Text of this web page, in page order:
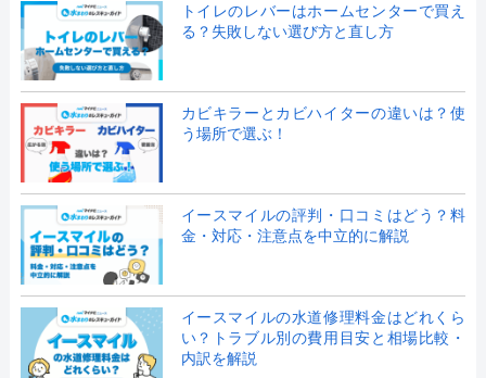
トイレのレバーはホームセンターで買え
る？失敗しない選び方と直し方
カビキラーとカビハイターの違いは？使
う場所で選ぶ！
イースマイルの評判・口コミはどう？料
金・対応・注意点を中立的に解説
イースマイルの水道修理料金はどれくら
い？トラブル別の費用目安と相場比較・
内訳を解説